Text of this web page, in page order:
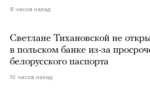
8 часов назад
Светлане Тихановской не
в польском банке из-за
белорусского паспорта
10 часов назад